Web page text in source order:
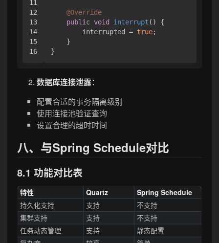
11
12
13
14
15
@Override
public void interrupt ()
{
        interrupted =
true;
    }
数据库连接泄露：
配置合适的事务隔离级别
使用连接池验证查询
设置合理的超时时间
八、与Spring Schedule对比
8.1 功能对比表
特性 Quartz
Spring Schedule
持久化支持
支持
不支持
集群支持
支持
不支持
任务动态管理
支持
静态配置